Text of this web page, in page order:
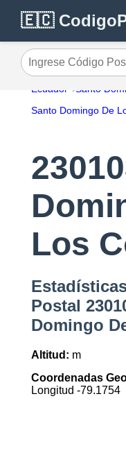
🇪🇨
Ingrese Código
Ecuador
Santo
Santo Domingo De
Los
Postal
Domingo
Altitud: m
Coordenadas
Longitud -79.1754